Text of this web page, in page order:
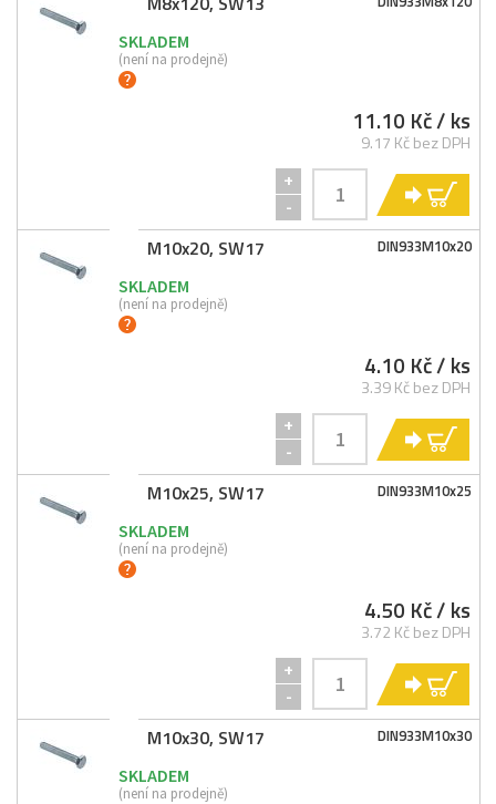
SKLADEM
(není na prodejně)
11.10 Kč/ ks
9.17 Kč bez DPH
+
-
DIN933M10x20
M10x20, SW17
SKLADEM
(není na prodejně)
4.10 Kč/ ks
3.39 Kč bez DPH
+
-
DIN933M10x25
M10x25, SW17
SKLADEM
(není na prodejně)
4.50 Kč/ ks
3.72 Kč bez DPH
+
-
DIN933M10x30
M10x30, SW17
SKLADEM
(není na prodejně)